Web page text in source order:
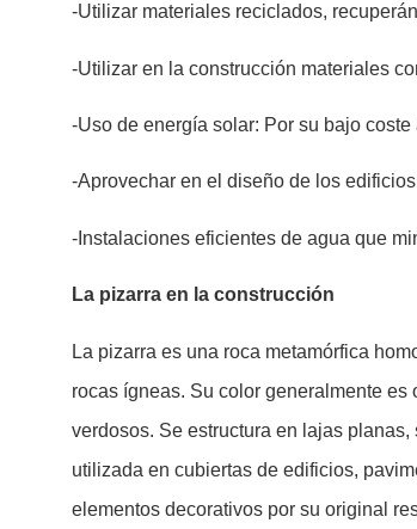
-Utilizar materiales reciclados,
-Utilizar en la construcción materiales
-Uso de energía solar: Por su bajo
-Aprovechar en el diseño de los
-Instalaciones eficientes de agua que
La pizarra en la construcción
La pizarra es una roca metamórfica
rocas ígneas. Su color generalmente
verdosos. Se estructura en lajas
utilizada en cubiertas de edificios,
elementos decorativos por su original